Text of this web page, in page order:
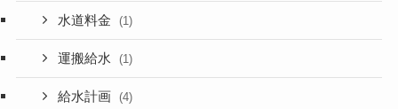
水道料金 (1)
運搬給水 (1)
給水計画 (4)